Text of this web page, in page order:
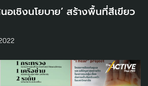
อเชิงนโยบาย’ สร้างพื้นที่สีเขียว